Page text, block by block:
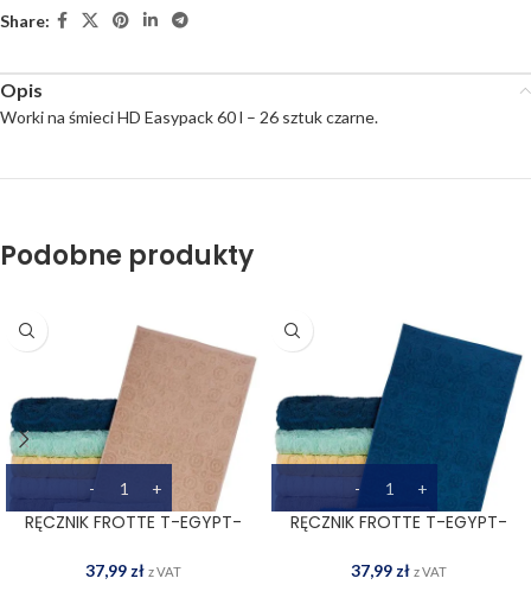
Share:
Opis
Worki na śmieci HD Easypack 60 l – 26 sztuk czarne.
Podobne produkty
RĘCZNIK FROTTE T-EGYPT-
37,99 zł z VAT
RĘCZNIK FROTTE T-EGYPT-
37,99 zł z VAT